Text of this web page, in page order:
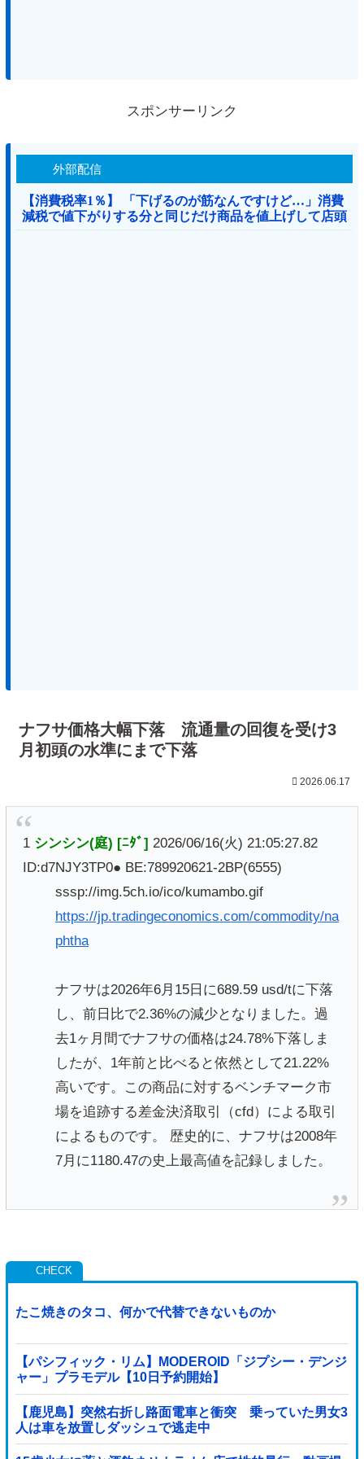
スポンサーリンク
外部配信
【消費税率1％】 「下げるのが筋なんですけど…」消費
減税で値下がりする分と同じだけ商品を値上げして店頭
価格を変えない店も
ナフサ価格大幅下落 流通量の回復を受け3
月初頭の水準にまで下落
2026.06.17
1 シンシン(庭) [ﾆﾀﾞ] 2026/06/16(火) 21:05:27.82
ID:d7NJY3TP0● BE:789920621-2BP(6555)
sssp://img.5ch.io/ico/kumambo.gif
https://jp.tradingeconomics.com/commodity/na
phtha
ナフサは2026年6月15日に689.59 usd/tに下落
し、前日比で2.36%の減少となりました。過
去1ヶ月間でナフサの価格は24.78%下落しま
したが、1年前と比べると依然として21.22%
高いです。この商品に対するベンチマーク市
場を追跡する差金決済取引（cfd）による取引
によるものです。 歴史的に、ナフサは2008年
7月に1180.47の史上最高値を記録しました。
たこ焼きのタコ、何かで代替できないものか
【パシフィック・リム】MODEROID「ジプシー・デンジ
ャー」プラモデル【10日予約開始】
【鹿児島】突然右折し路面電車と衝突 乗っていた男女3
人は車を放置しダッシュで逃走中